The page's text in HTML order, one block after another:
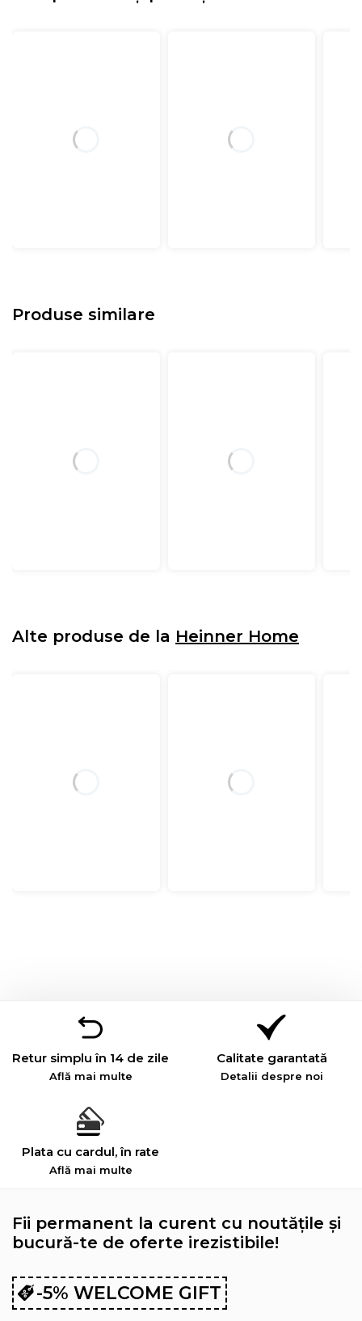
Produse similare
Alte produse de la Heinner Home
Retur simplu în 14 de zile
Află mai multe
Calitate garantată
Detalii despre noi
Plata cu cardul, în rate
Află mai multe
Fii permanent la curent cu noutățile și
bucură-te de oferte irezistibile!
-5% WELCOME GIFT